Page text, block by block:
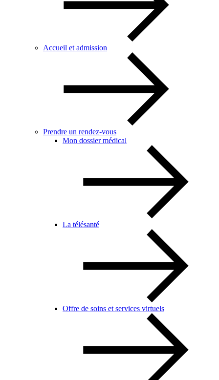
Accueil et admission
Prendre un rendez-vous
Mon dossier médical
La télésanté
Offre de soins et services virtuels